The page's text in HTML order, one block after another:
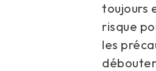
toujours
risque
les